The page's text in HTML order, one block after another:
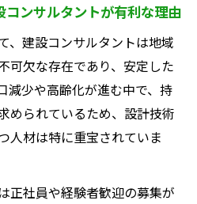
ンサルタントが有利な理由
、建設コンサルタントは地域
可欠な存在であり、安定した
減少や高齢化が進む中で、持
められているため、設計技術
人材は特に重宝されていま
正社員や経験者歓迎の募集が